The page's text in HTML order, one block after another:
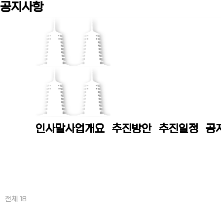
인사말사업개요 추진방안 추진일정 공
공지사항
전체 18